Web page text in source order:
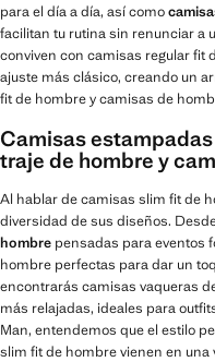
para el día a día, así como
facilitan tu rutina sin renunciar a
conviven con camisas regular fit
ajuste más clásico, creando un
fit de hombre y camisas de
Camisas
traje de hombre y
Al hablar de camisas slim fit de
diversidad de sus diseños.
hombre pensadas para eventos
hombre perfectas para dar un
encontrarás camisas vaqueras
más relajadas, ideales para
Man, entendemos que el estilo
slim fit de hombre vienen en una